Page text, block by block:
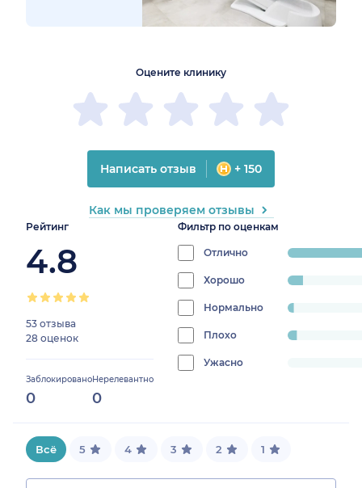
Рейтинг
4.8
53 отзыва
28 оценок
Заблокировано
0
Нерелевантно
0
Фильтр по оценкам
Отлично
progress:
Хорошо
6.172839506172839%
Нормально
2.4691358024691357%
Плохо
progress:
3.7037037037037033%
Ужасно
0%
Оцените клинику
Написать отзыв + 150
Как мы проверяем отзывы
Всё 5 4 3 2 1